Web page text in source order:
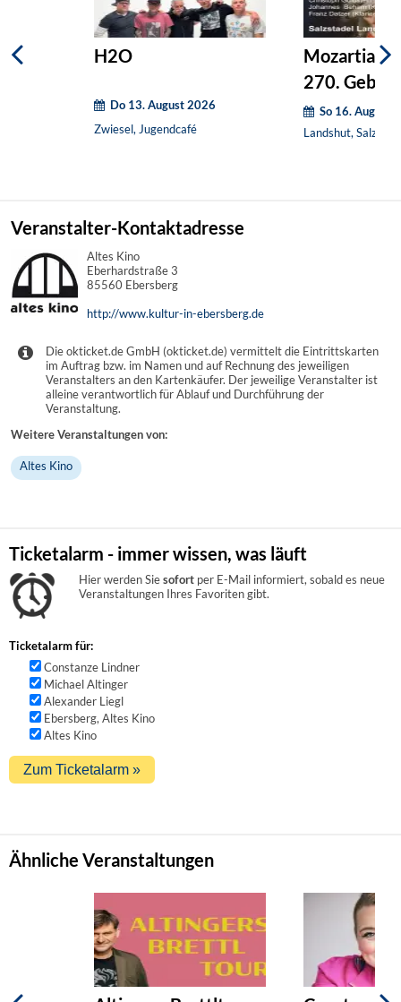
H2O
Do 13. August 2026
Zwiesel, Jugendcafé
270.
1 So 16. August
Landshut,
Veranstalter-Kontaktadresse
Altes Kino
Eberhardstraße 3
85560 Ebersberg
http://www.kultur-in-ebersberg.de
Die okticket.de GmbH (okticket.de) vermittelt die Eintrittskarten
im Auftrag bzw. im Namen und auf Rechnung des jeweiligen
Veranstalters an den Kartenkäufer. Der jeweilige Veranstalter ist
alleine verantwortlich für Ablauf und Durchführung der
Veranstaltung.
Weitere Veranstaltungen von:
Altes Kino
Ticketalarm - immer wissen, was läuft
Hier werden Siesofort per E-Mail informiert, sobald es neue
Veranstaltungen Ihres Favoriten gibt.
Ticketalarm für:
Constanze Lindner
Michael Altinger
Alexander Liegl
Ebersberg, Altes Kino
Altes Kino
Ähnliche Veranstaltungen